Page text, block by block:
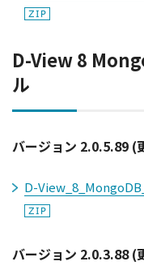
D-View 8
ル
バージョン 2.0.5.89 (
D-
バージョン 2.0.3.88 (